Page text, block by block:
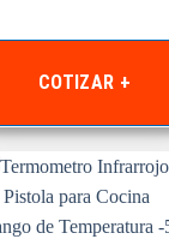
COTIZAR +